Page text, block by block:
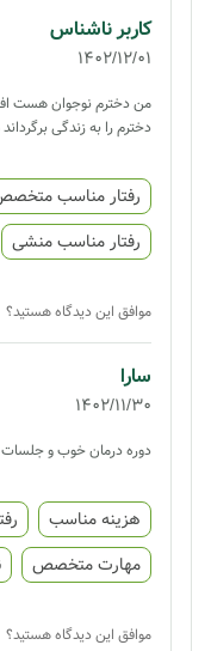
کاربر ناشناس
1402/12/01
من دخترم نوجوان هست
دخترم را به زندگی
رفتار مناسب
رفتار مناسب منشی
موافق این دیدگاه هستید؟
سارا
1402/11/30
دوره درمان خوب و جلسات
هزینه مناسب
مهارت متخصص
موافق این دیدگاه هستید؟